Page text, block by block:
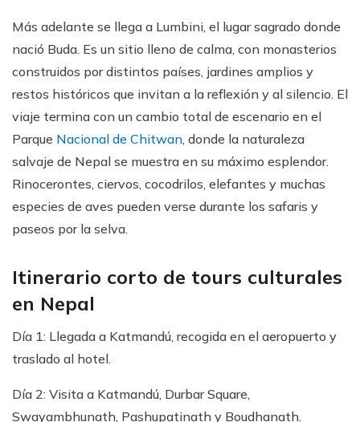
Más adelante se llega a Lumbini, el lugar sagrado donde
nació Buda. Es un sitio lleno de calma, con monasterios
construidos por distintos países, jardines amplios y
restos históricos que invitan a la reflexión y al silencio. El
viaje termina con un cambio total de escenario en el
Parque Nacional de Chitwan, donde la naturaleza
salvaje de Nepal se muestra en su máximo esplendor.
Rinocerontes, ciervos, cocodrilos, elefantes y muchas
especies de aves pueden verse durante los safaris y
paseos por la selva.
Itinerario corto de tours culturales
en Nepal
Día 1: Llegada a Katmandú, recogida en el aeropuerto y
traslado al hotel.
Día 2: Visita a Katmandú, Durbar Square,
Swayambhunath, Pashupatinath y Boudhanath.